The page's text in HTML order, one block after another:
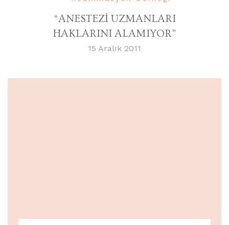
“ANESTEZİ UZMANLARI
HAKLARINI ALAMIYOR”
15 Aralık 2011